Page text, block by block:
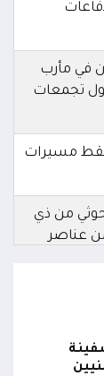
في مأرب
تجمعات
مسيرات
من ذي
عناصر
الرد